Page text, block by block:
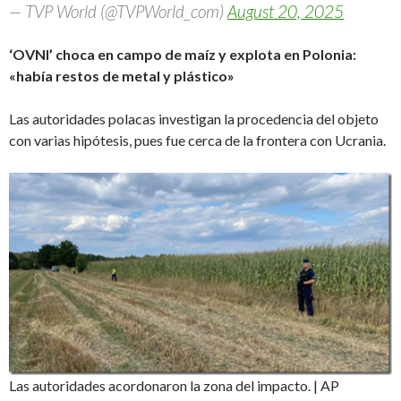
— TVP World (@TVPWorld_com) August 20, 2025
‘OVNI’ choca en campo de maíz y explota en Polonia:
«había restos de metal y plástico»
Las autoridades polacas investigan la procedencia del objeto
con varias hipótesis, pues fue cerca de la frontera con Ucrania.
Las autoridades acordonaron la zona del impacto. | AP